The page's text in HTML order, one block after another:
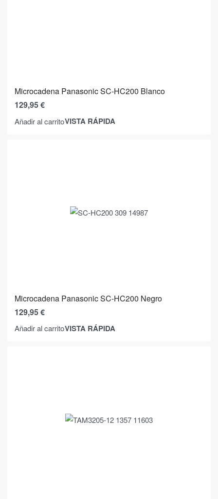
Microcadena Panasonic SC-HC200 Blanco
129,95€
Añadir al carritoVISTA RÁPIDA
Microcadena Panasonic SC-HC200 Negro
129,95€
Añadir al carritoVISTA RÁPIDA